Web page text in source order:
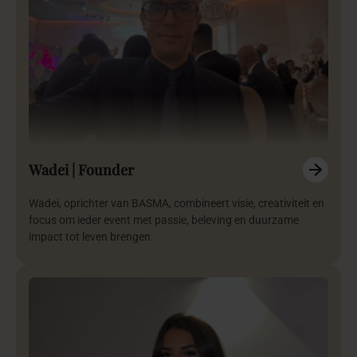
Wadei | Founder
Wadei, oprichter van BASMA, combineert visie, creativiteit en
focus om ieder event met passie, beleving en duurzame
impact tot leven brengen.